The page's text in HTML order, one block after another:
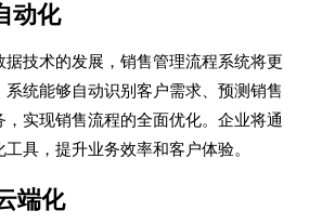
动化
据技术的发展，销售管理流程系统将更
系统能够自动识别客户需求、预测销售
，实现销售流程的全面优化。企业将通
具，提升业务效率和客户体验。
端化